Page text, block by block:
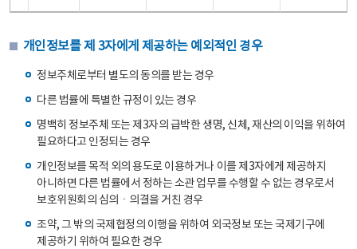
개인정보를 제 3자에게 제공하는 예외적인 경우
정보주체로부터 별도의 동의를 받는 경우
다른 법률에 특별한 규정이 있는 경우
명백히 정보주체 또는 제3자의 급박한 생명, 신체, 재산의 이익을 위하여
필요하다고 인정되는 경우
개인정보를 목적 외의 용도로 이용하거나 이를 제3자에게 제공하지
아니하면 다른 법률에서 정하는 소관 업무를 수행할 수 없는 경우로서
보호위원회의 심의ㆍ의결을 거친 경우
조약, 그 밖의 국제협정의 이행을 위하여 외국정보 또는 국제기구에
제공하기 위하여 필요한 경우